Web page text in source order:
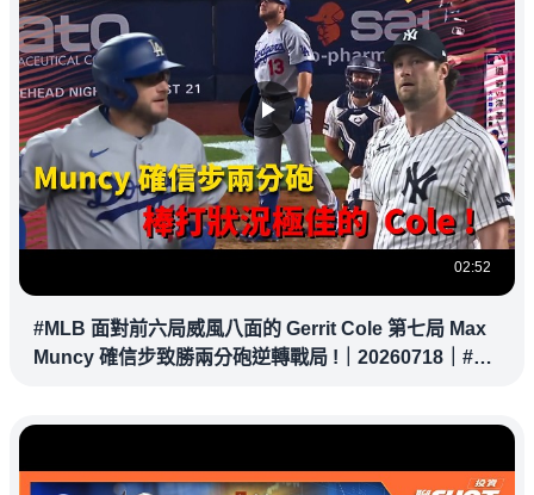
02:52
#MLB 面對前六局威風八面的 Gerrit Cole 第七局 Max
Muncy 確信步致勝兩分砲逆轉戰局 !｜20260718｜#洛